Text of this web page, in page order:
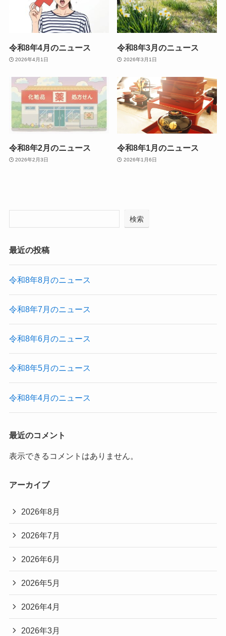
令和8年4月のニュース
2026年4月1日
令和8年3月のニュース
2026年3月1日
令和8年2月のニュース
2026年2月3日
令和8年1月のニュース
2026年1月6日
検索
最近の投稿
令和8年8月のニュース
令和8年7月のニュース
令和8年6月のニュース
令和8年5月のニュース
令和8年4月のニュース
最近のコメント
表示できるコメントはありません。
アーカイブ
2026年8月
2026年7月
2026年6月
2026年5月
2026年4月
2026年3月